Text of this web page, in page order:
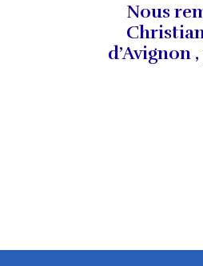
Nous
d’Avignon